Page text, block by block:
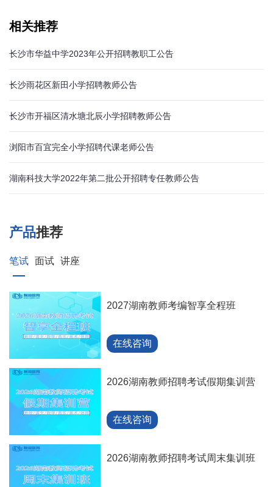
相关推荐
长沙市华益中学2023年公开招聘教职工公告
长沙雨花区新田小学招聘教师公告
长沙市开福区清水塘北辰小学招聘教师公告
浏阳市百宜完全小学招聘代课老师公告
湖南科技大学2022年第二批公开招聘专任教师公告
产品推荐
笔试 面试 讲座
2027湖南教师考编智享全程班
在线咨询
2026湖南教师招聘考试假期集训营
在线咨询
2026湖南教师招聘考试周末集训班